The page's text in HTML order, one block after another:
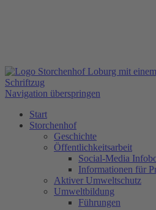
Navigation überspringen
Start
Storchenhof
Geschichte
Öffentlichkeitsarbeit
Social-Media
Informationen für
Aktiver Umweltschutz
Umweltbildung
Führungen